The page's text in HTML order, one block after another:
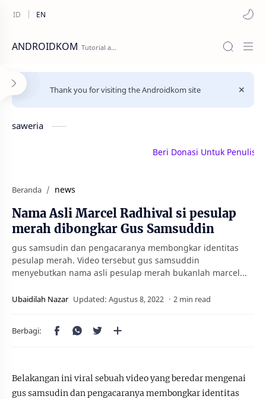
ANDROIDKOM
Thank you for visiting the Androidkom site
saweria
Beri Donasi Untuk Penulis |
Beranda news
Nama Asli Marcel Radhival si pesulap
merah dibongkar Gus Samsuddin
gus samsudin dan pengacaranya membongkar identitas
pesulap merah. Video tersebut gus samsuddin
menyebutkan nama asli pesulap merah bukanlah marcel...
2 min read
Belakangan ini viral sebuah video yang beredar mengenai
gus samsudin dan pengacaranya membongkar identitas